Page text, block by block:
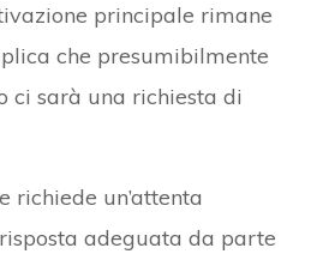
principale rimane
che presumibilmente
ci sarà una richiesta di
richiede un’attenta
adeguata da parte